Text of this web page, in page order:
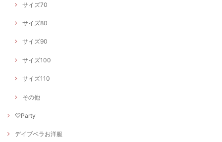
サイズ70
サイズ80
サイズ90
サイズ100
サイズ110
その他
♡Party
デイブベラお洋服